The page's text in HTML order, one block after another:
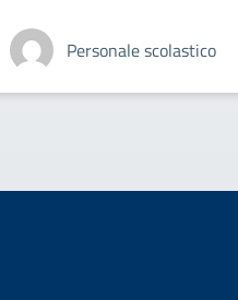
Personale scolastico